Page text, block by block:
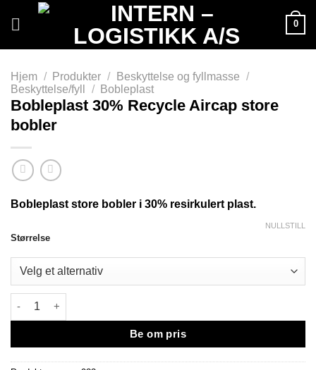
0
Hjem / Produkter / Beskyttelse og fyllmasse /
Beskyttelse/fyll
/ Bobleplast
Bobleplast 30% Recycle Aircap store
bobler
Bobleplast store bobler i 30% resirkulert plast.
Størrelse
NULLSTILL
Bobleplast 30% Recycle Aircap store bobler antall
Be om pris